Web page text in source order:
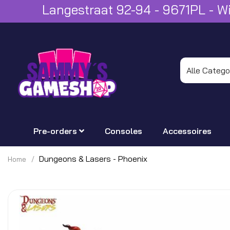
Langestraat 92-94 - 9671PL -
Pre-orders Consoles Accessoires
Home Dungeons & Lasers - Phoenix
naar